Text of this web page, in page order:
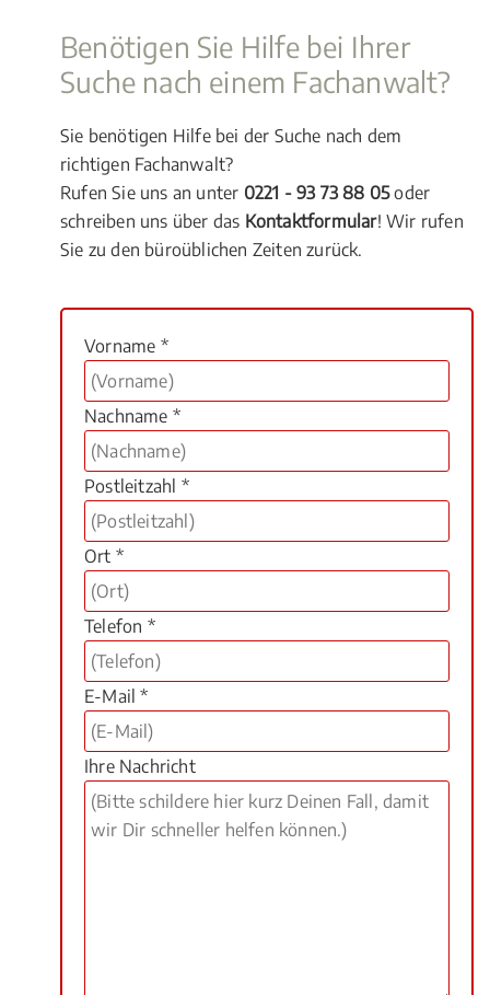
Benötigen Sie Hilfe bei Ihrer
Suche nach einem Fachanwalt?
Sie benötigen Hilfe bei der Suche nach dem
richtigen Fachanwalt?
Rufen Sie uns an unter 0221 - 93 73 88 05oder
schreiben uns über das Kontaktformular! Wir rufen
Sie zu den büroüblichen Zeiten zurück.
Vorname *
Nachname *
Postleitzahl *
Ort *
Telefon *
E-Mail *
Ihre Nachricht